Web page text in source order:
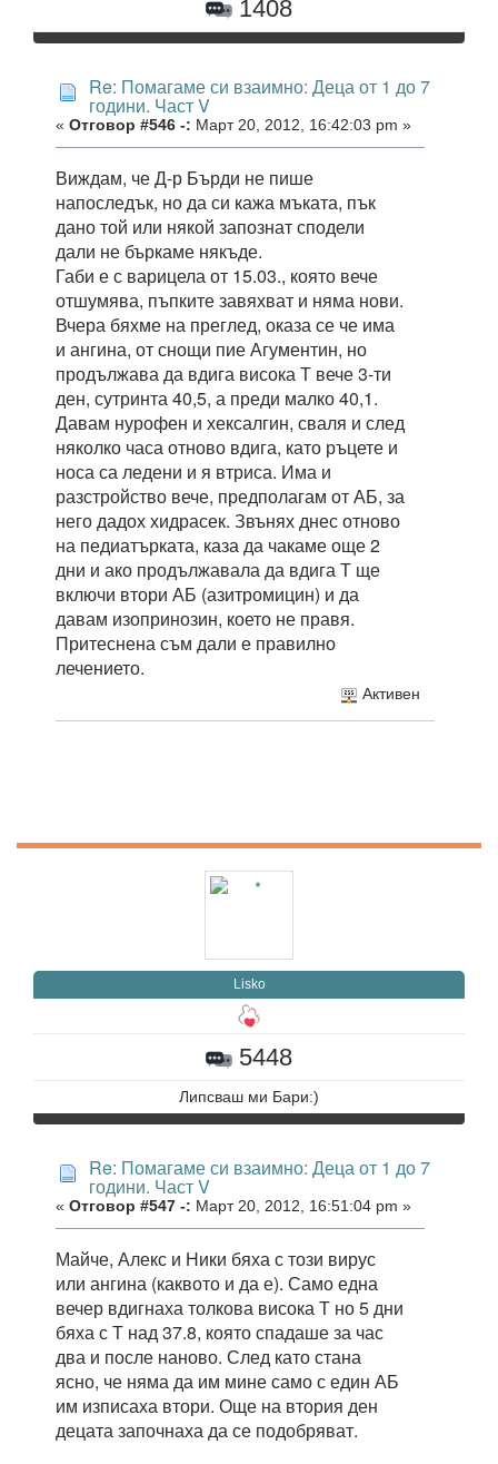
1408
Re: Помагаме си взаимно: Деца от 1 до 7
години. Част V
« Отговор #546 -: Март 20, 2012, 16:42:03 pm »
Виждам, че Д-р Бърди не пише
напоследък, но да си кажа мъката, пък
дано той или някой запознат сподели
дали не бъркаме някъде.
Габи е с варицела от 15.03., която вече
отшумява, пъпките завяхват и няма нови.
Вчера бяхме на преглед, оказа се че има
и ангина, от снощи пие Агументин, но
продължава да вдига висока Т вече 3-ти
ден, сутринта 40,5, а преди малко 40,1.
Давам нурофен и хексалгин, сваля и след
няколко часа отново вдига, като ръцете и
носа са ледени и я втриса. Има и
разстройство вече, предполагам от АБ, за
него дадох хидрасек. Звънях днес отново
на педиатърката, каза да чакаме още 2
дни и ако продължавала да вдига Т ще
включи втори АБ (азитромицин) и да
давам изопринозин, което не правя.
Притеснена съм дали е правилно
лечението.
Активен
Lisko
5448
Липсваш ми Бари:)
Re: Помагаме си взаимно: Деца от 1 до 7
години. Част V
« Отговор #547 -: Март 20, 2012, 16:51:04 pm »
Майче, Алекс и Ники бяха с този вирус
или ангина (каквото и да е). Само една
вечер вдигнаха толкова висока Т но 5 дни
бяха с Т над 37.8, която спадаше за час
два и после наново. След като стана
ясно, че няма да им мине само с един АБ
им изписаха втори. Още на втория ден
децата започнаха да се подобряват.